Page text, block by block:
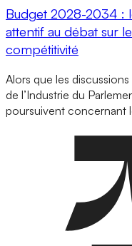
Budget 2028-2034 :
attentif au débat sur
compétitivité
Alors que les
de l’Industrie du
poursuivent concernant